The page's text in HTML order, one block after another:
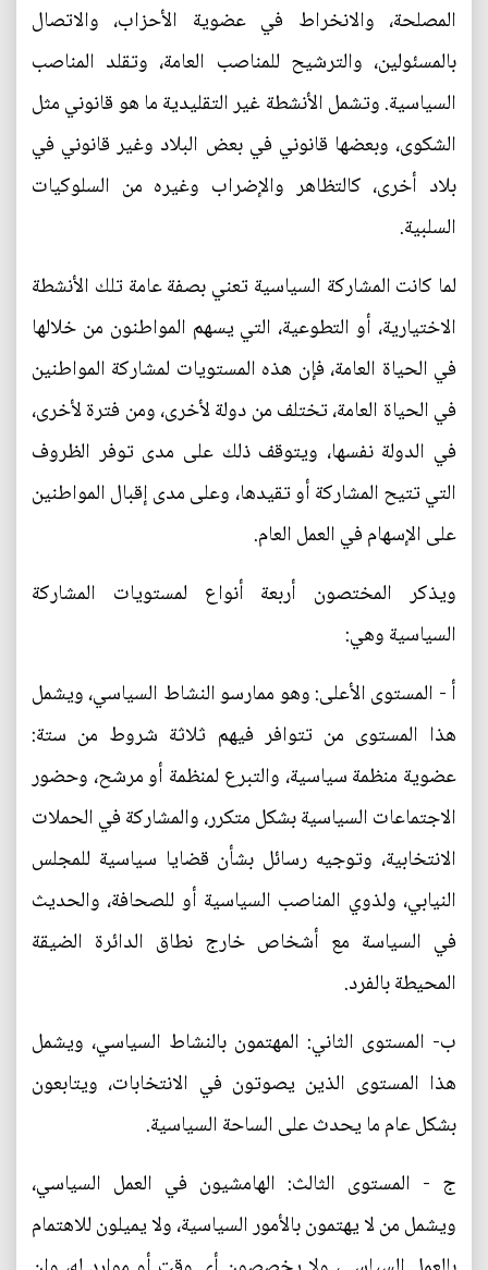
المصلحة، والانخراط في عضوية الأحزاب، والاتصال
بالمسئولين، والترشيح للمناصب العامة، وتقلد المناصب
السياسية. وتشمل الأنشطة غير التقليدية ما هو قانوني مثل
الشكوى، وبعضها قانوني في بعض البلاد وغير قانوني في
بلاد أخرى، كالتظاهر والإضراب وغيره من السلوكيات
السلبية.
لما كانت المشاركة السياسية تعني بصفة عامة تلك الأنشطة
الاختيارية، أو التطوعية، التي يسهم المواطنون من خلالها
في الحياة العامة، فإن هذه المستويات لمشاركة المواطنين
في الحياة العامة، تختلف من دولة لأخرى، ومن فترة لأخرى،
في الدولة نفسها، ويتوقف ذلك على مدى توفر الظروف
التي تتيح المشاركة أو تقيدها، وعلى مدى إقبال المواطنين
على الإسهام في العمل العام.
ويذكر المختصون أربعة أنواع لمستويات المشاركة
السياسية وهي:
أ - المستوى الأعلى: وهو ممارسو النشاط السياسي، ويشمل
هذا المستوى من تتوافر فيهم ثلاثة شروط من ستة:
عضوية منظمة سياسية، والتبرع لمنظمة أو مرشح، وحضور
الاجتماعات السياسية بشكل متكرر، والمشاركة في الحملات
الانتخابية، وتوجيه رسائل بشأن قضايا سياسية للمجلس
النيابي، ولذوي المناصب السياسية أو للصحافة، والحديث
في السياسة مع أشخاص خارج نطاق الدائرة الضيقة
المحيطة بالفرد.
ب- المستوى الثاني: المهتمون بالنشاط السياسي، ويشمل
هذا المستوى الذين يصوتون في الانتخابات، ويتابعون
بشكل عام ما يحدث على الساحة السياسية.
ج - المستوى الثالث: الهامشيون في العمل السياسي،
ويشمل من لا يهتمون بالأمور السياسية، ولا يميلون للاهتمام